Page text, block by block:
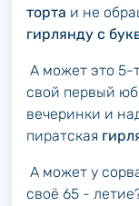
торта и не
гирлянду с
А может это 5-
свой первый
вечеринки и
пиратская
А может у
своё 65 -